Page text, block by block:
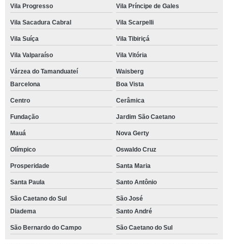
Vila Progresso Vila Príncipe de Gales
Vila Sacadura Cabral Vila Scarpelli
Vila Suíça Vila Tibiriçá
Vila Valparaíso Vila Vitória
Várzea do Tamanduateí
Waisberg
Barcelona
Boa Vista
Centro Cerâmica
Fundação Jardim São Caetano
Mauá Nova Gerty
Olímpico Oswaldo Cruz
Prosperidade Santa Maria
Santa Paula Santo Antônio
São Caetano do Sul
São José
Diadema
Santo André
São Bernardo do Campo São Caetano do Sul